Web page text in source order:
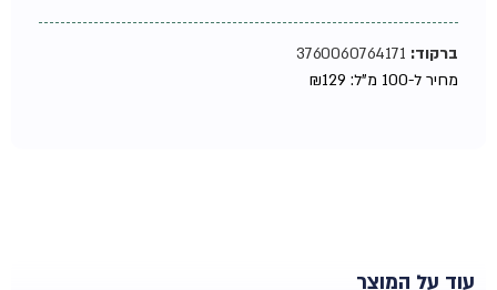
ברקוד:3760060764171
מחיר ל-100 מ"ל:
₪129
עוד על המוצר